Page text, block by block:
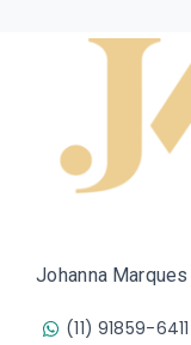
Johanna Marques
(11) 91859-6411